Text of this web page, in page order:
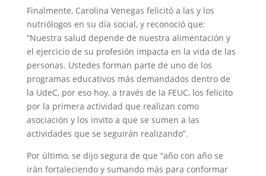
Finalmente, Carolina Venegas felicitó a las y los
nutriólogos en su día social, y reconoció que:
“Nuestra salud depende de nuestra alimentación y
el ejercicio de su profesión impacta en la vida de las
personas. Ustedes forman parte de uno de los
programas educativos más demandados dentro de
la UdeC, por eso hoy, a través de la FEUC, los felicito
por la primera actividad que realizan como
asociación y los invito a que se sumen a las
actividades que se seguirán realizando”.
Por último, se dijo segura de que “año con año se
irán fortaleciendo y sumando más para conformar